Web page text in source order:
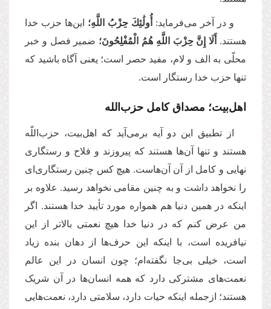
و در آخر می‌فرماید: أُولَٰئِكَ حِزْبُ اللَّهِ؛
این‌ها حزب خدا
هستند. أَلَا إِنَّ حِزْبَ اللَّهِ هُمُ الْمُفْلِحُونَ؛ ضمیر فصل و خبر
محلّی به الف و لام، مفید حصر است؛ یعنی آگاه باشید که
تنها حزب خدا رستگار است.
اهل‌بیت؛ مصداق کامل حزب‌الله
از تطبیق این دو آیه برمی‌آید که اهل‌بیت، حزب‌اللّه
هستند و تنها آن‌ها هستند که پیروزند و فلاح و رستگاری
نهایی و کامل از آن آن‌هاست. هیچ کس چنین رستگاری‌ای
را نخواهد داشت و به چنین مقامی نخواهد رسید. علاوه بر
اینکه در همین دنیا هم همواره مورد تأیید خدا هستند. اگر
من عرض کنم که در دنیا خدا هیچ نعمتی بالاتر از این
نیافریده است، با اینکه این حرف‌ها از دهان بنده زیاد
است، خیلی بی‌جا نگفته‌ام؛ چون انسان در این عالم
نعمت‌های مشترکی دارد که همه انسان‌ها در آن شریک
هستند؛ ازجمله اینکه حیات دارد، سلامتی دارد، نعمت‌هایی